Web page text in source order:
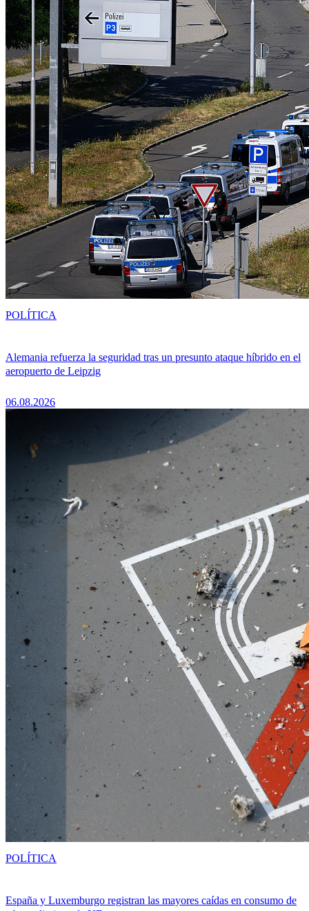
Alemania refuerza la seguridad tras un presunto ataque híbrido en el
aeropuerto de Leipzig
06.08.2026
POLÍTICA
España y Luxemburgo registran las mayores caídas en consumo de
POLÍTICA